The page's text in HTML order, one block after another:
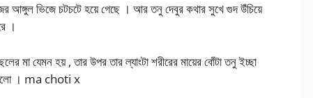
আঙ্গুল ভিজে চটচটে হয়ে গেছে । আর তনু দেবুর কথার সুখে গুদ উঁচিয়ে
।
মা যেমন হয় , তার উপর তার ল্যাংটা শরীরের মায়ের বোঁটা তনু ইচ্ছা
। ma choti x